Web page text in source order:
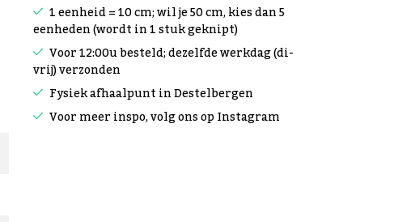
1 eenheid = 10 cm; wil je 50 cm, kies dan 5
eenheden (wordt in 1 stuk geknipt)
Voor 12:00u besteld; dezelfde werkdag (di-
vrij) verzonden
Fysiek afhaalpunt in Destelbergen
Voor meer inspo, volg ons op Instagram